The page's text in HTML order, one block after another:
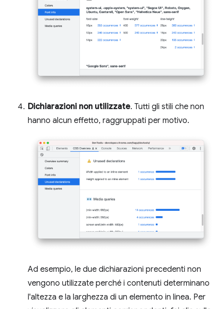
Dichiarazioni non utilizzate. Tutti gli stili che non
hanno alcun effetto, raggruppati per motivo.
Ad esempio, le due dichiarazioni precedenti non
vengono utilizzate perché i contenuti determinano
l'altezza e la larghezza di un elemento in linea. Per